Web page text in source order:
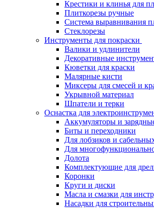
Крестики и клинья для
Плиткорезы ручные
Система выравнивания
Стеклорезы
Инструменты для покраски
Валики и удлинители
Декоративные
Кюветки для краски
Малярные кисти
Миксеры для смесей и
Укрывной материал
Шпатели и терки
Оснастка для
Аккумуляторы и
Биты и переходники
Для лобзиков и
Для
Долота
Комплектующие для
Коронки
Круги и диски
Масла и смазки для
Насадки для